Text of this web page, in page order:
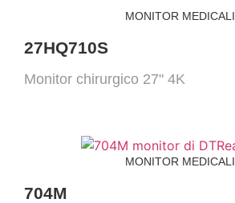
MONITOR MEDICALI
27HQ710S
Monitor chirurgico 27" 4K
MONITOR MEDICALI
704M